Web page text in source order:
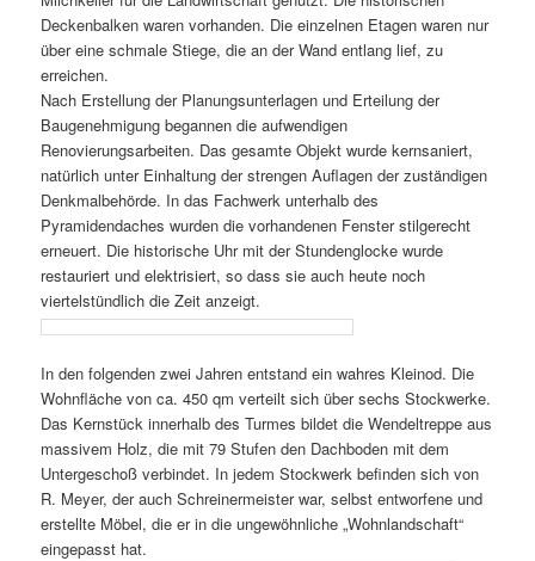
Deckenbalken waren vorhanden. Die einzelnen Etagen waren nur
über eine schmale Stiege, die an der Wand entlang lief, zu
erreichen.
Nach Erstellung der Planungsunterlagen und Erteilung der
Baugenehmigung begannen die aufwendigen
Renovierungsarbeiten. Das gesamte Objekt wurde kernsaniert,
natürlich unter Einhaltung der strengen Auflagen der zuständigen
Denkmalbehörde. In das Fachwerk unterhalb des
Pyramidendaches wurden die vorhandenen Fenster stilgerecht
erneuert. Die historische Uhr mit der Stundenglocke wurde
restauriert und elektrisiert, so dass sie auch heute noch
viertelstündlich die Zeit anzeigt.
In den folgenden zwei Jahren entstand ein wahres Kleinod. Die
Wohnfläche von ca. 450 qm verteilt sich über sechs Stockwerke.
Das Kernstück innerhalb des Turmes bildet die Wendeltreppe aus
massivem Holz, die mit 79 Stufen den Dachboden mit dem
Untergeschoß verbindet. In jedem Stockwerk befinden sich von
R. Meyer, der auch Schreinermeister war, selbst entworfene und
erstellte Möbel, die er in die ungewöhnliche „Wohnlandschaft“
eingepasst hat.